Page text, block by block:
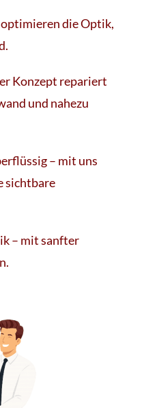
die Optik,
Konzept repariert
und nahezu
– mit uns
sichtbare
– mit sanfter